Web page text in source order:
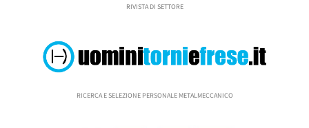
RIVISTA DI SETTORE
RICERCA E SELEZIONE PERSONALE METALMECCANICO